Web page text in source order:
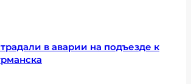
в аварии на подъезде к